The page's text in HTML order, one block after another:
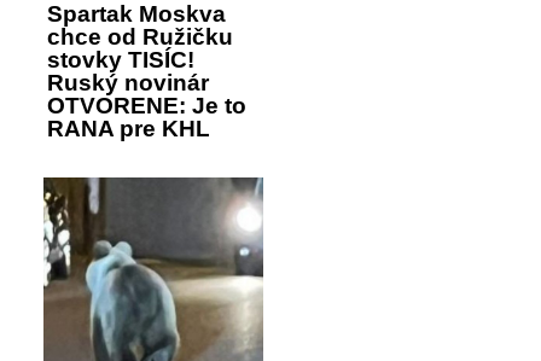
Spartak Moskva
chce od Ružičku
stovky TISÍC!
Ruský novinár
OTVORENE: Je to
RANA pre KHL